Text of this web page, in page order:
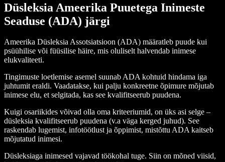
Düsleksia Ameerika Puuetega Inimeste
Seaduse (ADA) järgi
Ameerika Düsleksia Assotsiatsioon (ADA) määratleb puude kui
psüühilise või füüsilise häire, mis oluliselt halvendab inimese
elukvaliteeti.
Tingimuste loetlemise asemel suunab ADA kohtuid hindama iga
juhtumit eraldi. Vaadatakse, kui palju konkreetne õpimure mõjutab
inimese elu, et selgitada, kas see kvalifitseerub puudena.
Kuigi osariikides võivad olla oma kriteeriumid, on üks asi selge –
düsleksia kvalifitseerub puudena (v.a väga kerged juhud). See
raskendab lugemist, infotöötlust ja õppimist, mistõttu ADA kaitseb
mõjutatud inimesi.
Düsleksiaga inimesed vajavad töökohal tuge. Siin on mõned viisid,